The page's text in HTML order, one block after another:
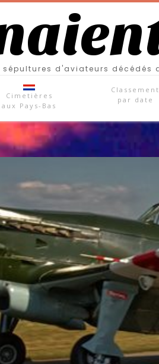
sépultures d'aviateurs
Cimetières
aux Pays-Bas
Classement
par date